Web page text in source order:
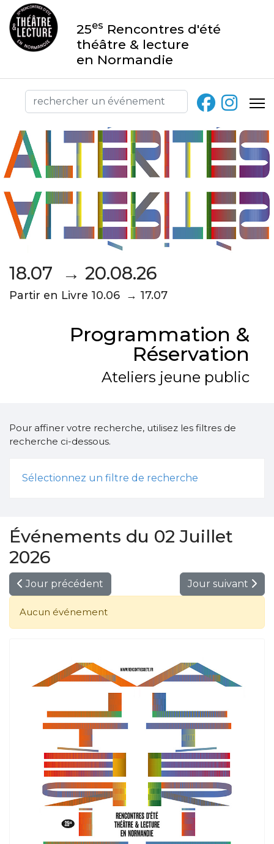
25es Rencontres d'été
théâtre & lecture
en Normandie
18.07 → 20.08.26
Partir en Livre 10.06 → 17.07
Programmation &
Réservation
Ateliers jeune public
Pour affiner votre recherche, utilisez les filtres de
recherche ci-dessous.
Sélectionnez un filtre de recherche
Événements du 02 Juillet
2026
Jour précédent Jour suivant
Aucun événement